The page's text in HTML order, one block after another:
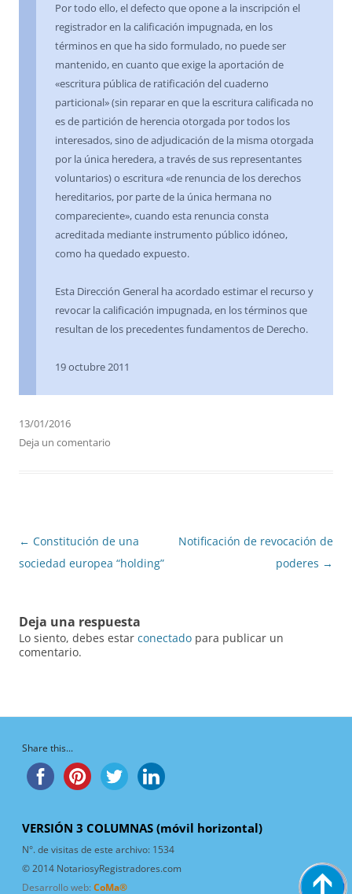
Por todo ello, el defecto que opone a la inscripción el
registrador en la calificación impugnada, en los
términos en que ha sido formulado, no puede ser
mantenido, en cuanto que exige la aportación de
«escritura pública de ratificación del cuaderno
particional» (sin reparar en que la escritura calificada no
es de partición de herencia otorgada por todos los
interesados, sino de adjudicación de la misma otorgada
por la única heredera, a través de sus representantes
voluntarios) o escritura «de renuncia de los derechos
hereditarios, por parte de la única hermana no
compareciente», cuando esta renuncia consta
acreditada mediante instrumento público idóneo,
como ha quedado expuesto.
Esta Dirección General ha acordado estimar el recurso y
revocar la calificación impugnada, en los términos que
resultan de los precedentes fundamentos de Derecho.
19 octubre 2011
13/01/2016
Deja un comentario
Navegación
de
← Constitución de una
sociedad europea “holding”
Notificación de revocación de
poderes →
Deja una respuesta
Lo siento, debes estar conectado para publicar un
comentario.
Share this...
VERSIÓN 3 COLUMNAS (móvil horizontal)
N°. de visitas de este archivo: 1534
© 2014 NotariosyRegistradores.com
Desarrollo web: CoMa®